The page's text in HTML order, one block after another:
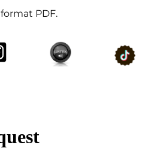
format PDF.